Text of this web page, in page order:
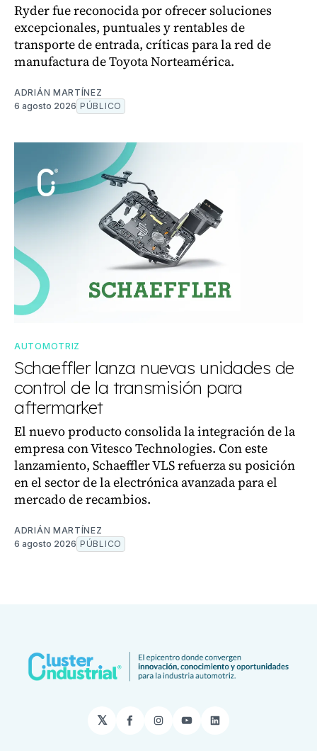
Ryder fue reconocida por ofrecer soluciones
excepcionales, puntuales y rentables de
transporte de entrada, críticas para la red de
manufactura de Toyota Norteamérica.
ADRIÁN MARTÍNEZ
6 agosto 2026 PÚBLICO
AUTOMOTRIZ
Schaeffler lanza nuevas unidades de
control de la transmisión para
aftermarket
El nuevo producto consolida la integración de la
empresa con Vitesco Technologies. Con este
lanzamiento, Schaeffler VLS refuerza su posición
en el sector de la electrónica avanzada para el
mercado de recambios.
ADRIÁN MARTÍNEZ
6 agosto 2026 PÚBLICO
𝕏 Facebook
Instagram
YouTubeLinkedIn